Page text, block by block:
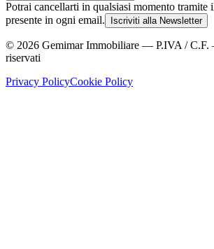
Potrai cancellarti in qualsiasi momento
presente in ogni email.
Iscriviti alla Newsletter
© 2026 Gemimar Immobiliare — P.IVA /
riservati
Privacy PolicyCookie Policy